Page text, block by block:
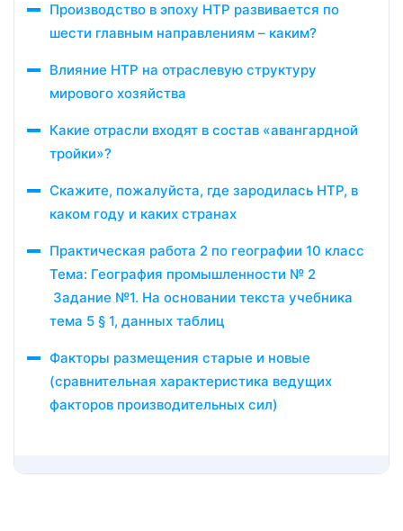
Производство в эпоху НТР развивается по
шести главным направлениям – каким?
Влияние НТР на отраслевую структуру
мирового хозяйства
Какие отрасли входят в состав «авангардной
тройки»?
Скажите, пожалуйста, где зародилась НТР, в
каком году и каких странах
Практическая работа 2 по географии 10 класс
Тема: География промышленности № 2
Задание №1. На основании текста учебника
тема 5 § 1, данных таблиц
Факторы размещения старые и новые
(сравнительная характеристика ведущих
факторов производительных сил)